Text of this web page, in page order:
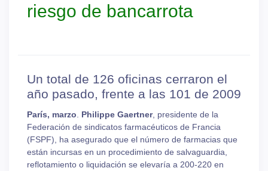
riesgo de bancarrota
Un total de 126 oficinas cerraron el
año pasado, frente a las 101 de 2009
París, marzo Philippe Gaertner, presidente de la
Federación de sindicatos farmacéuticos de Francia
(FSPF), ha asegurado que el número de farmacias que
están incursas en un procedimiento de salvaguardia,
reflotamiento o liquidación se elevaría a 200-220 en